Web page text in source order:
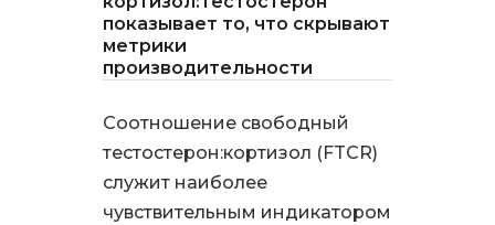
показывает то, что скрывают
метрики
производительности
Соотношение свободный
тестостерон:кортизол (FTCR)
служит наиболее
чувствительным индикатором